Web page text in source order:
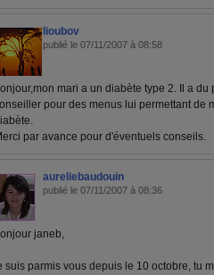
lioubov
publié le 07/11/2007 à 08:58
mari a un diabète type 2. Il a
pour des menus lui permettant de
par avance pour d'éventuels conseils.
aureliebaudouin
publié le 07/11/2007 à 08:36
janeb,
suis parmis vous depuis le 10 octobre, tu